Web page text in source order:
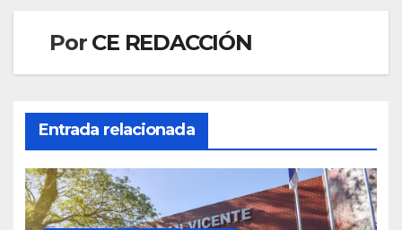
Por CE REDACCIÓN
Entrada relacionada